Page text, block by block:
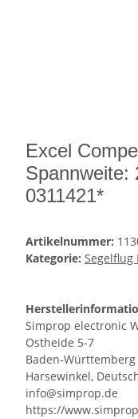
Excel
Spannweite:
0311421*
Artikelnummer:
Kategorie: Segelflug
Simprop electronic
Ostheide 5-7
Baden-Württemberg
Harsewinkel,
info@simprop.de
https://